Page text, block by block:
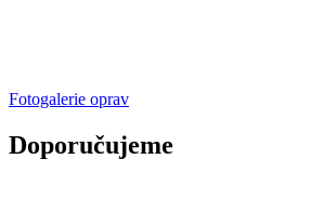
Fotogalerie oprav
Doporučujeme